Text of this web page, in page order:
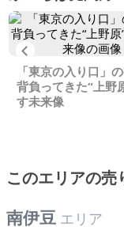
Previous
「東京の入り口」
背負ってきた“上野
す未来像
このエリアの売
南伊豆 エリア